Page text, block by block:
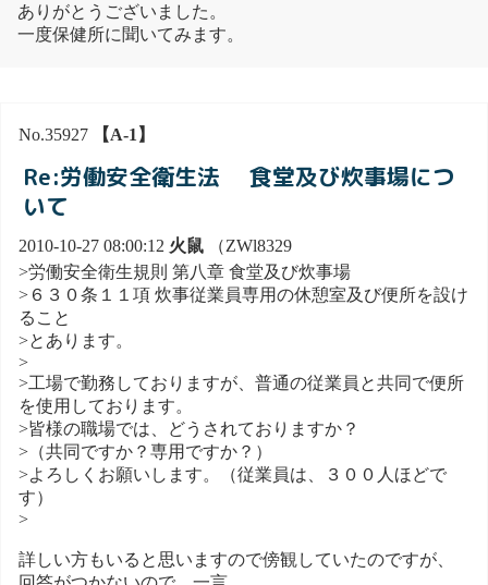
ありがとうございました。
一度保健所に聞いてみます。
No.35927 【A-1】
Re:労働安全衛生法 食堂及び炊事場につ
いて
2010-10-27 08:00:12 火鼠 （ZWl8329
>労働安全衛生規則 第八章 食堂及び炊事場
>６３０条１１項 炊事従業員専用の休憩室及び便所を設け
ること
>とあります。
>
>工場で勤務しておりますが、普通の従業員と共同で便所
を使用しております。
>皆様の職場では、どうされておりますか？
>（共同ですか？専用ですか？）
>よろしくお願いします。（従業員は、３００人ほどで
す）
>
詳しい方もいると思いますので傍観していたのですが、